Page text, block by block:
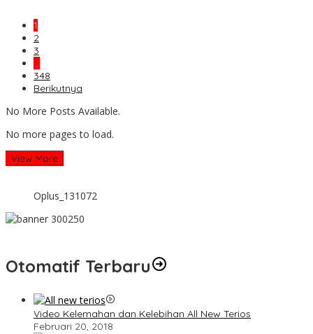
1
2
3
…
348
Berikutnya
No More Posts Available.
No more pages to load.
View More
Oplus_131072
Otomatif Terbaru
Video Kelemahan dan Kelebihan All New Terios
Februari 20, 2018